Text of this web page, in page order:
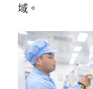
域。